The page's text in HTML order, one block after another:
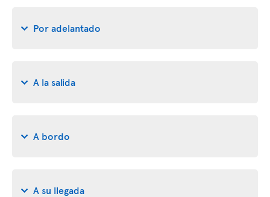
Por adelantado
A la salida
A bordo
A su llegada